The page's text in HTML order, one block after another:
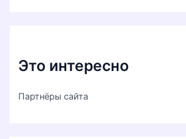
Это интересно
Партнёры сайта